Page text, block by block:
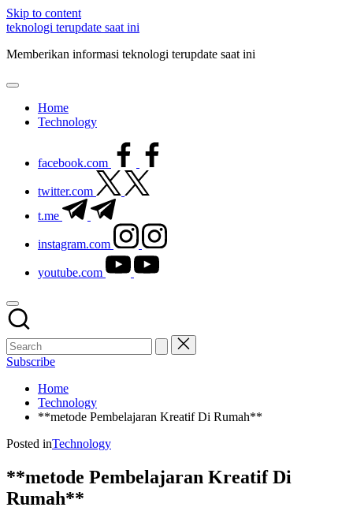
Skip to content
teknologi terupdate saat ini
Memberikan informasi teknologi terupdate saat ini
Home
Technology
facebook.com
twitter.com
t.me
instagram.com
youtube.com
Subscribe
Home
Technology
**metode Pembelajaran Kreatif Di Rumah**
Posted inTechnology
**metode Pembelajaran Kreatif Di
Rumah**